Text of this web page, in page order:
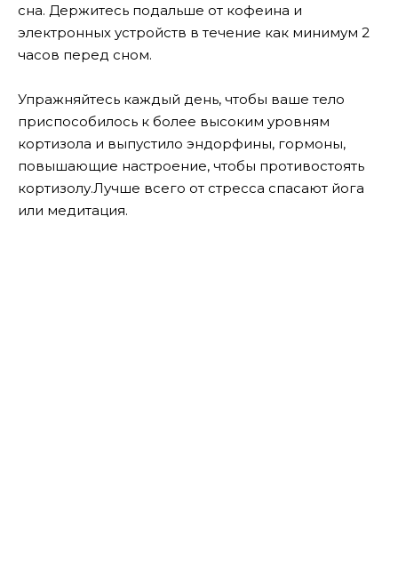
сна. Держитесь подальше от кофеина и
электронных устройств в течение как минимум 2
часов перед сном.
Упражняйтесь каждый день, чтобы ваше тело
приспособилось к более высоким уровням
кортизола и выпустило эндорфины, гормоны,
повышающие настроение, чтобы противостоять
кортизолу.Лучше всего от стресса спасают йога
или медитация.